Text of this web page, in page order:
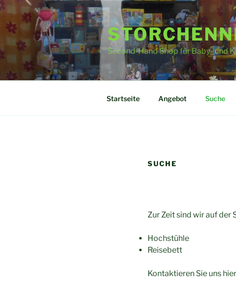
Zum
Inhalt
springen
Second-Hand Shop für Baby- und
Startseite Angebot Suche
SUCHE
Zur Zeit sind wir auf der
Hochstühle
Reisebett
Kontaktieren Sie uns